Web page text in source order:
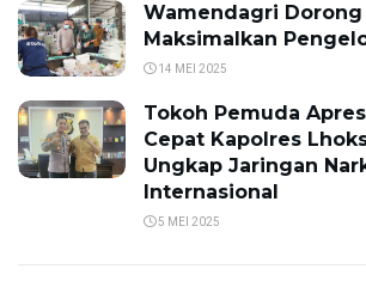
Wamendagri Dorong
Maksimalkan
14 MEI 2025
Tokoh Pemuda
Cepat Kapolres
Ungkap Jaringan
Internasional
5 MEI 2025